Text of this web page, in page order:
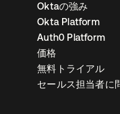
Oktaの強み
Okta Platform
Auth0 Platform
価格
無料トライアル
セールス担当者に